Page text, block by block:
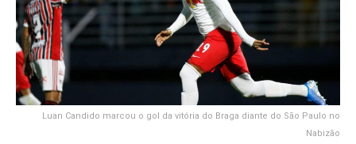
Luan Candido marcou o gol da vitória do Braga diante do São Paulo no
Nabizão